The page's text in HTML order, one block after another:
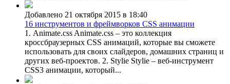
Добавлено 21 октября 2015 в 18:40
16 инструментов и фреймворков CSS анимации
1. Animate.css Animate.css – это коллекция
кроссбраузерных CSS анимаций, которые вы сможете
использовать для своих слайдеров, домашних страниц и
других веб-проектов. 2. Stylie Stylie – веб-инструмент
CSS3 анимации, который...